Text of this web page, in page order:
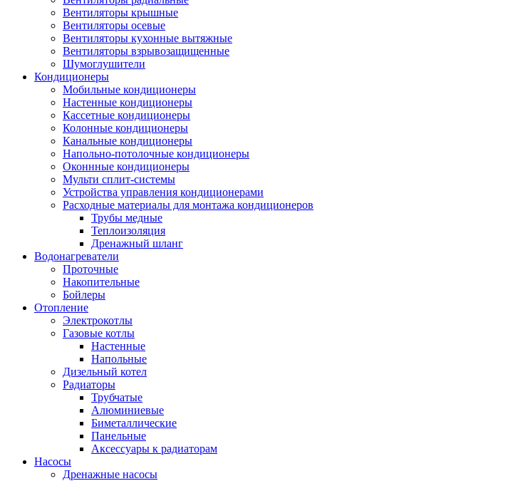
Вентиляторы крышные
Вентиляторы осевые
Вентиляторы кухонные вытяжные
Вентиляторы взрывозащищенные
Шумоглушители
Кондиционеры
Мобильные кондиционеры
Настенные кондиционеры
Кассетные кондиционеры
Колонные кондиционеры
Канальные кондиционеры
Напольно-потолочные кондиционеры
Оконнные кондиционеры
Мульти сплит-системы
Устройства управления кондиционерами
Расходные материалы для монтажа кондиционеров
Трубы медные
Теплоизоляция
Дренажный шланг
Водонагреватели
Проточные
Накопительные
Бойлеры
Отопление
Электрокотлы
Газовые котлы
Настенные
Напольные
Дизельный котел
Радиаторы
Трубчатые
Алюминиевые
Биметаллические
Панельные
Аксессуары к радиаторам
Насосы
Дренажные насосы